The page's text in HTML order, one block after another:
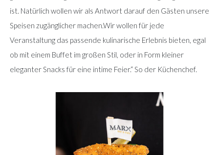
ist. Natürlich wollen wir als Antwort darauf den Gästen unsere
Speisen zugänglicher machen.Wir wollen für jede
Veranstaltung das passende kulinarische Erlebnis bieten, egal
ob mit einem Buffet im großen Stil, oder in Form kleiner
eleganter Snacks für eine intime Feier.“ So der Küchenchef.